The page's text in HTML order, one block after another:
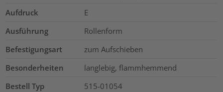
Aufdruck
E
Ausführung
Rollenform
Befestigungsart
zum Aufschieben
Besonderheiten
langlebig, flammhemmend
Bestell Typ
515-01054